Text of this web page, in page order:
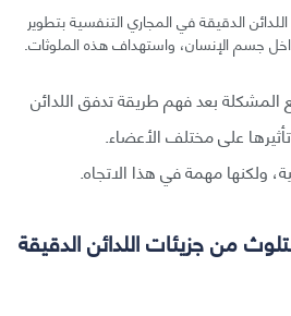
الدقيقة في المجاري التنفسية بتطوير
جسم الإنسان، واستهداف هذه الملوثات.
المشكلة بعد فهم طريقة تدفق اللدائن
على مختلف الأعضاء.
ولكنها مهمة في هذا الاتجاه.
من جزيئات اللدائن الدقيقة